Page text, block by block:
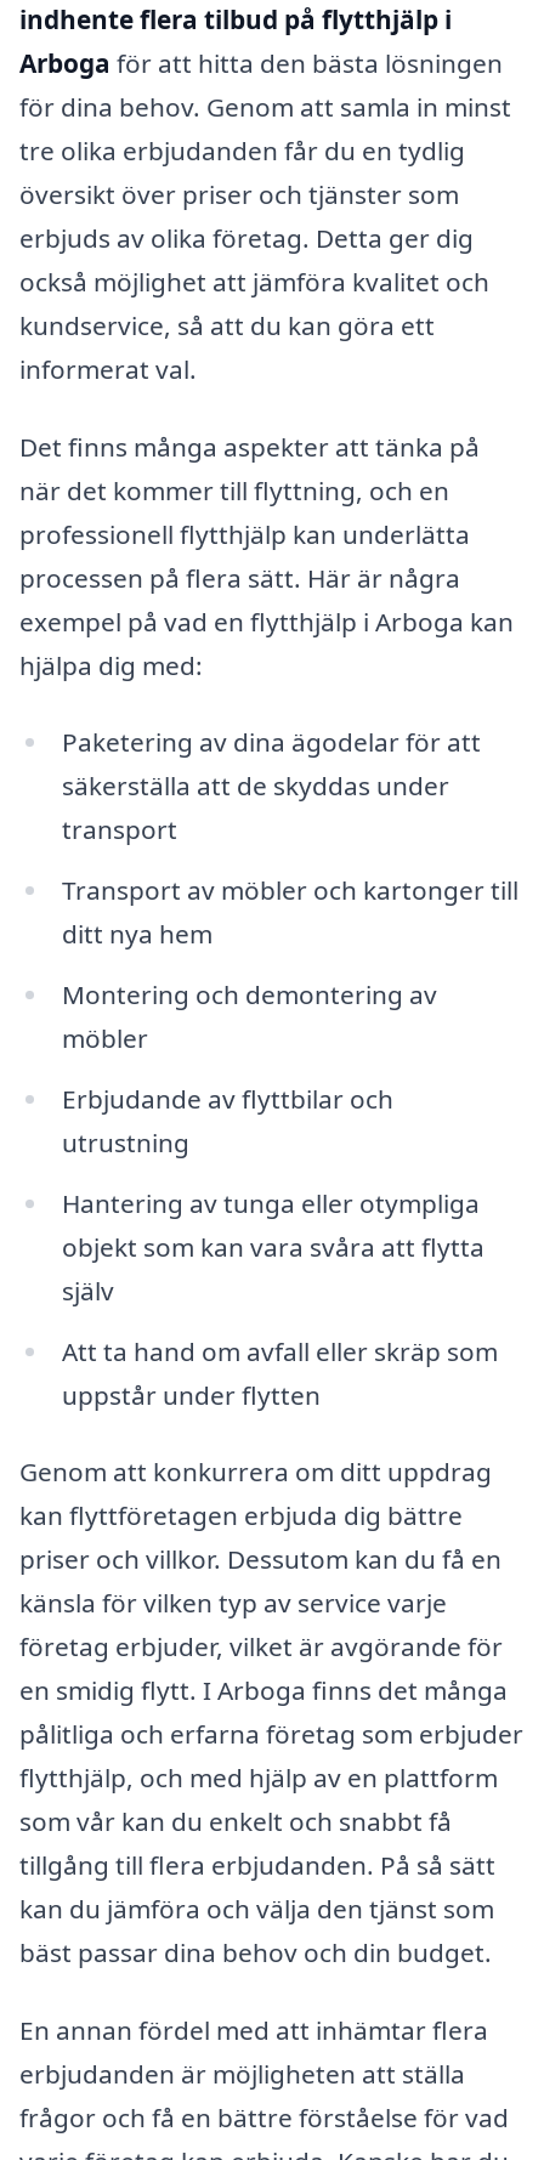
indhente flera tilbud på flytthjälp i
Arboga för att hitta den bästa lösningen
för dina behov. Genom att samla in minst
tre olika erbjudanden får du en tydlig
översikt över priser och tjänster som
erbjuds av olika företag. Detta ger dig
också möjlighet att jämföra kvalitet och
kundservice, så att du kan göra ett
informerat val.
Det finns många aspekter att tänka på
när det kommer till flyttning, och en
professionell flytthjälp kan underlätta
processen på flera sätt. Här är några
exempel på vad en flytthjälp i Arboga kan
hjälpa dig med:
Paketering av dina ägodelar för att
säkerställa att de skyddas under
transport
Transport av möbler och kartonger till
ditt nya hem
Montering och demontering av
möbler
Erbjudande av flyttbilar och
utrustning
Hantering av tunga eller otympliga
objekt som kan vara svåra att flytta
själv
Att ta hand om avfall eller skräp som
uppstår under flytten
Genom att konkurrera om ditt uppdrag
kan flyttföretagen erbjuda dig bättre
priser och villkor. Dessutom kan du få en
känsla för vilken typ av service varje
företag erbjuder, vilket är avgörande för
en smidig flytt. I Arboga finns det många
pålitliga och erfarna företag som erbjuder
flytthjälp, och med hjälp av en plattform
som vår kan du enkelt och snabbt få
tillgång till flera erbjudanden. På så sätt
kan du jämföra och välja den tjänst som
bäst passar dina behov och din budget.
En annan fördel med att inhämtar flera
erbjudanden är möjligheten att ställa
frågor och få en bättre förståelse för vad